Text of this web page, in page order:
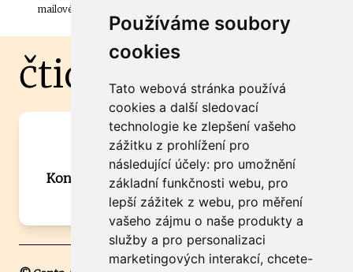
Používáme soubory
cookies
Tato webová stránka používá
cookies a další sledovací
technologie ke zlepšení vašeho
zážitku z prohlížení pro
následující účely: pro umožnění
základní funkčnosti webu, pro
lepší zážitek z webu, pro měření
vašeho zájmu o naše produkty a
služby a pro personalizaci
marketingových interakcí, chcete-
mailové schránky.
čtidoma.cz
Máte zajímavou informaci? Chcete
spolupracovat?
Kontaktujte šéfredaktora Martina Chalupu:
chalupa@ctidoma.cz